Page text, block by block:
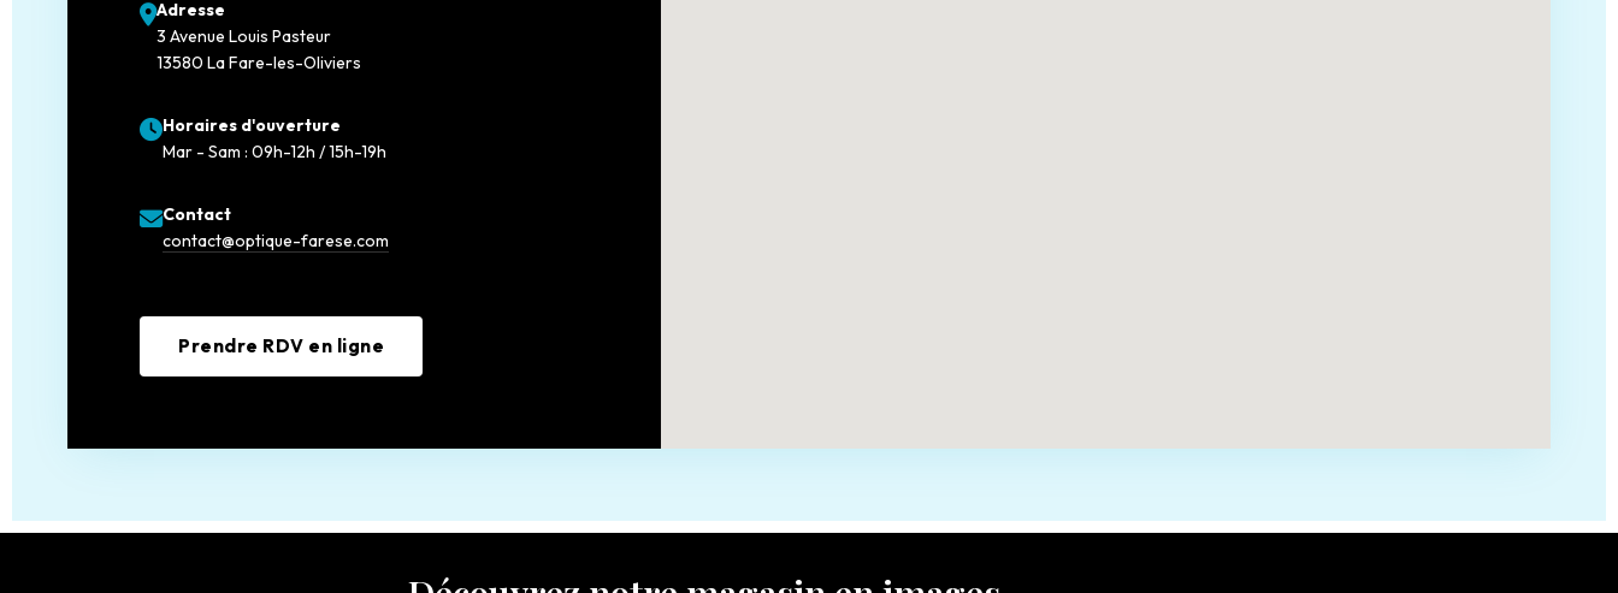
Adresse
3 Avenue Louis Pasteur
13580 La Fare-les-Oliviers
Horaires d'ouverture
Mar - Sam : 09h-12h / 15h-19h
Contact
contact@optique-farese.com
Prendre RDV en ligne